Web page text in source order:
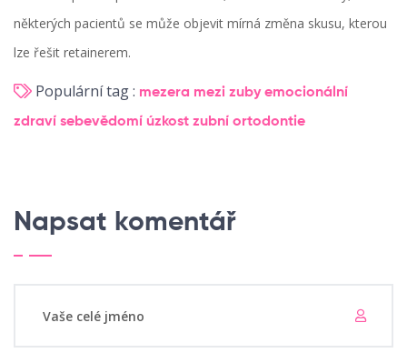
některých pacientů se může objevit mírná změna skusu, kterou
lze řešit retainerem.
Populární tag : mezera mezi zuby emocionální
zdraví sebevědomí úzkost zubní ortodontie
Napsat komentář